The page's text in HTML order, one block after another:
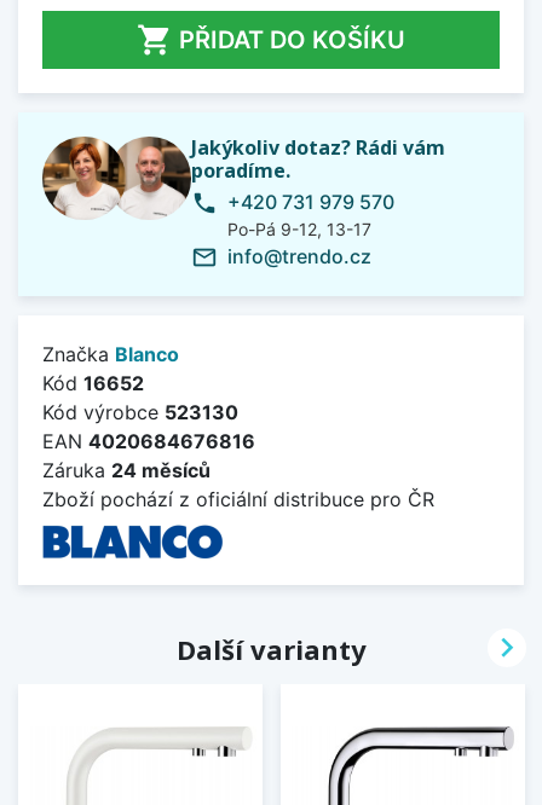
 PŘIDAT DO KOŠÍKU
Jakýkoliv dotaz? Rádi vám
poradíme.
phone +420 731 979 570
Po-Pá 9-12, 13-17
mail_outline info@trendo.cz
Značka Blanco
Kód 16652
Kód výrobce 523130
EAN 4020684676816
Záruka 24 měsíců
Zboží pochází z oficiální distribuce pro ČR
Další varianty 